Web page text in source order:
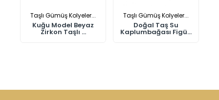
Taşlı Gümüş Kolyeler...
Kuğu Model Beyaz
Zirkon Taşlı ...
Taşlı Gümüş Kolyeler...
Doğal Taş Su
Kaplumbağası Figü...